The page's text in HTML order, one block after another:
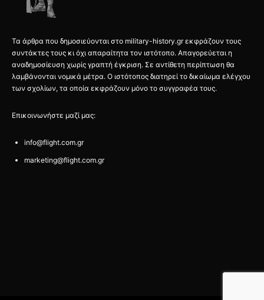
Τα άρθρα που δημοσιεύονται στο military-history.gr εκφράζουν τους
συντάκτες τους κι όχι απαραίτητα τον ιστότοπο. Απαγορεύεται η
αναδημοσίευση χωρίς γραπτή έγκριση. Σε αντίθετη περίπτωση θα
λαμβάνονται νομικά μέτρα. Ο ιστότοπος διατηρεί το δικαίωμα ελέγχου
των σχολίων, τα οποία εκφράζουν μόνο το συγγραφέα τους.
Επικοινωνήστε μαζί μας:
info@flight.com.gr
marketing@flight.com.gr